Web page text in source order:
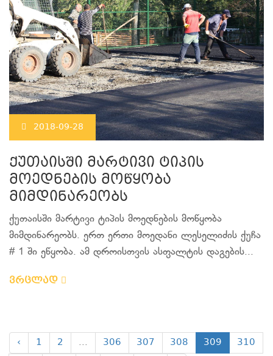
2018-09-28
ქუთაისში მარტივი ტიპის
მოედნების მოწყობა
მიმდინარეობს
ქუთაისში მარტივი ტიპის მოედნების მოწყობა
მიმდინარეობს. ერთ ერთი მოედანი ლესელიძის ქუჩა
# 1 ში ეწყობა. ამ დროისთვის ასფალტის დაგების...
ვრცლად
‹ 1 2 ... 306 307 308 309
310